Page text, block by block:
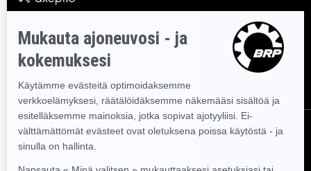
Saat tietää tuoreeltaan uusimmat uutiset,
tapahtumat ja tarjoukset.
SEURAA MEITÄ